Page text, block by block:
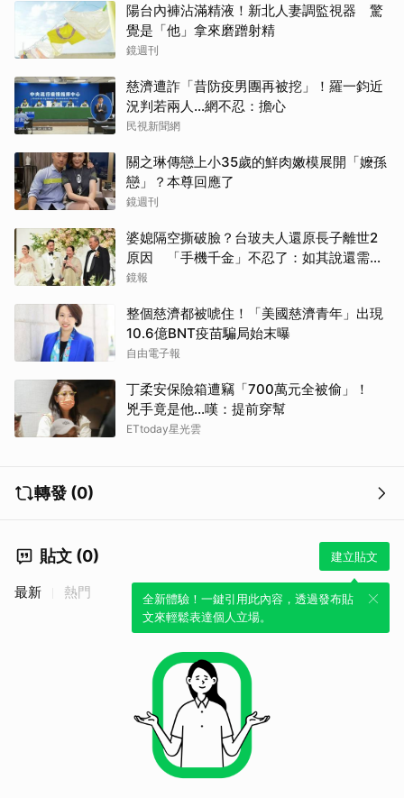
陽台內褲沾滿精液！新北人妻調監視器 驚
覺是「他」拿來磨蹭射精
鏡週刊
慈濟遭詐「昔防疫男團再被挖」！羅一鈞近
況判若兩人…網不忍：擔心
民視新聞網
關之琳傳戀上小35歲的鮮肉嫩模展開「嬤孫
戀」？本尊回應了
鏡週刊
婆媳隔空撕破臉？台玻夫人還原長子離世2
原因 「手機千金」不忍了：如其說還需要
離開嗎？
鏡報
整個慈濟都被唬住！「美國慈濟青年」出現
10.6億BNT疫苗騙局始末曝
自由電子報
丁柔安保險箱遭竊「700萬元全被偷」！
兇手竟是他...嘆：提前穿幫
ETtoday星光雲
轉發 (0)
貼文 (0) 建立貼文
全新體驗！一鍵引用此內容，透過發布貼
文來輕鬆表達個人立場。
最新 熱門